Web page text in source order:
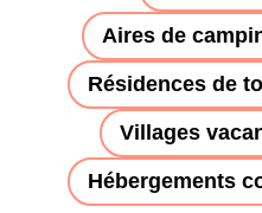
Aires de
Résidences de
Villages
Hébergements